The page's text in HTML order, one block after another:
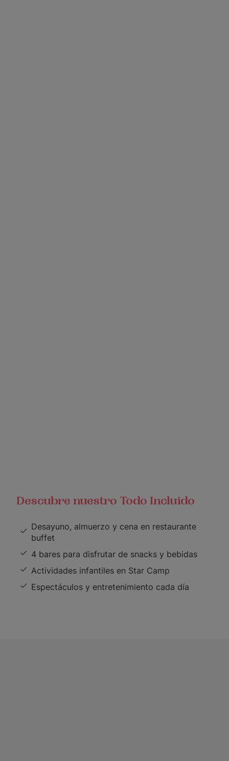
Descubre nuestro Todo Incluido
Desayuno, almuerzo y cena en restaurante
buffet
4 bares para disfrutar de snacks y bebidas
Actividades infantiles en Star Camp
Espectáculos y entretenimiento cada día